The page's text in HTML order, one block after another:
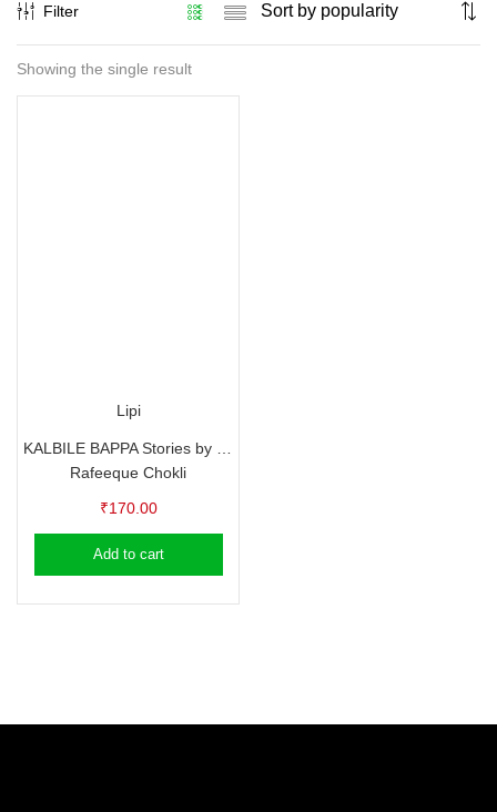
Filter
Showing the single result
Lipi
Rafeeque Chokli
₹170.00
Add to cart